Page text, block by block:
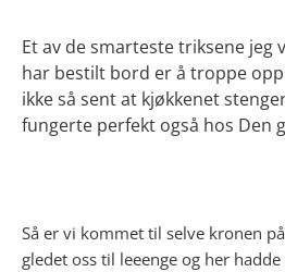
Et av de smarteste triksene jeg
har bestilt bord er å troppe
ikke så sent at kjøkkenet
fungerte perfekt også hos Den
Så er vi kommet til selve kronen
gledet oss til leeenge og her